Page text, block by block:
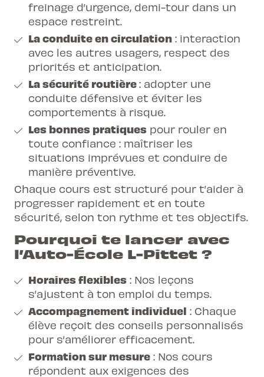
freinage d’urgence, demi-tour dans un
espace restreint.
La conduite en circulation : interaction
avec les autres usagers, respect des
priorités et anticipation.
La sécurité routière: adopter une
conduite défensive et éviter les
comportements à risque.
Les bonnes pratiques pour rouler en
toute confiance : maîtriser les
situations imprévues et conduire de
manière préventive.
Chaque cours est structuré pour t’aider à
progresser rapidement et en toute
sécurité, selon ton rythme et tes objectifs.
Pourquoi te lancer avec
l’Auto-École L-Pittet ?
Horaires flexibles : Nos leçons
s’ajustent à ton emploi du temps.
Accompagnement individuel : Chaque
élève reçoit des conseils personnalisés
pour s’améliorer efficacement.
Formation sur mesure : Nos cours
répondent aux exigences des